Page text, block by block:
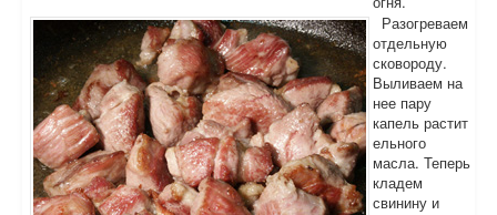
Разогреваем
отдельную
сковороду.
Выливаем на
нее пару
капель растит
ельного
масла. Теперь
кладем
свинину и